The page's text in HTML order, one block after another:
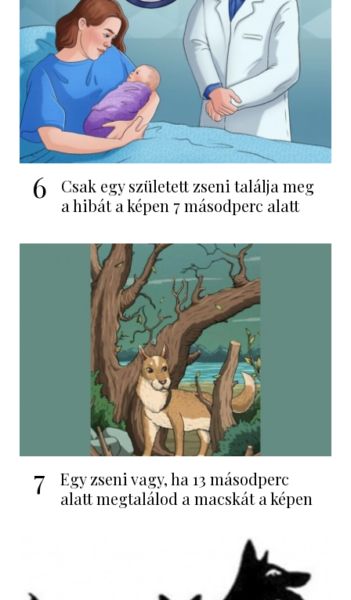
6
Csak egy született zseni találja meg
a hibát a képen 7 másodperc alatt
7
Egy zseni vagy, ha 13 másodperc
alatt megtalálod a macskát a képen